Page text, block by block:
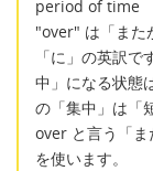
period of time
"over" は「また
「に」の英訳
中」になる状態
の「集中」は「
over と言う「ま
を使います。